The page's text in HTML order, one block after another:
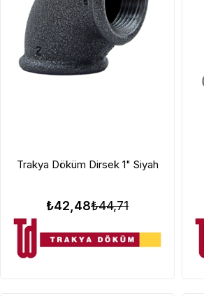
Trakya Döküm Dirsek 1" Siyah
₺42,48₺44,71